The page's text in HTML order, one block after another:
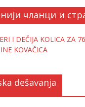
чланци и
I DEČIJA KOLICA ZA
KOVAČICA
dešavanja